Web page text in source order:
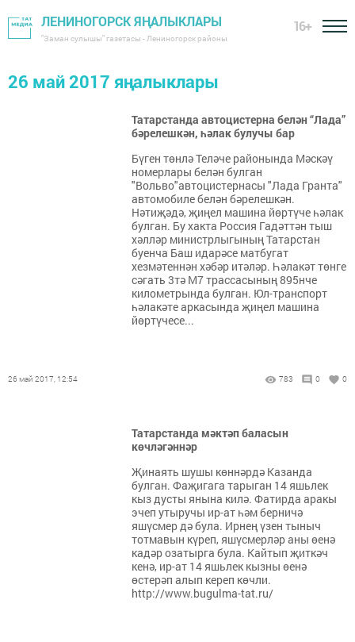
ЛЕНИНОГОРСК ЯҢАЛЫКЛАРЫ
"Заман сулышы" газетасы - Лениногорск районы
16+
26 май 2017 яңалыклары
Татарстанда автоцистерна белән “Лада”
бәрелешкән, һәлак булучы бар
Бүген төнлә Теләче районында Мәскәү
номерлары белән булган
"Вольво"автоцистернасы "Лада Гранта"
автомобиле белән бәрелешкән.
Нәтиҗәдә, җиңел машина йөртүче һәлак
булган. Бу хакта Россия Гадәттән тыш
хәлләр министрлыгының Татарстан
буенча Баш идарәсе матбугат
хезмәтеннән хәбәр итәләр. Һәлакәт төнге
сәгать 3тә М7 трассасының 895нче
километрында булган. Юл-транспорт
һәлакәте аркасында җиңел машина
йөртүчесе...
26 май 2017, 12:54 783 0 0
Татарстанда мәктәп баласын
көчләгәннәр
Җинаять шушы көннәрдә Казанда
булган. Фаҗигага тарыган 14 яшьлек
кыз дусты янына килә. Фатирда аракы
эчеп утыручы ир-ат һәм берничә
яшүсмер дә була. Ирнең үзен тыныч
тотмавын күреп, яшүсмерләр аны өенә
кадәр озатырга була. Кайтып җиткәч
кенә, ир-ат 14 яшьлек кызны өенә
өстерәп алып кереп көчли.
http://www.bugulma-tat.ru/